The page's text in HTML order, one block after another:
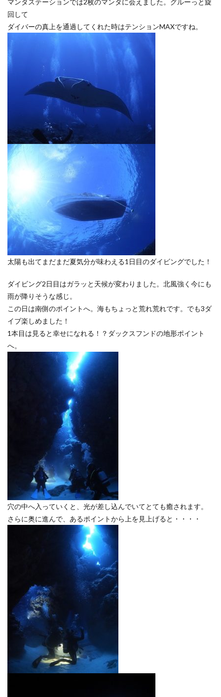
マンタステーションでは2枚のマンタに会えました。グルーっと旋
回して
ダイバーの真上を通過してくれた時はテンションMAXですね。
太陽も出てまだまだ夏気分が味わえる1日目のダイビングでした！
ダイビング2日目はガラッと天候が変わりました。北風強く今にも
雨が降りそうな感じ。
この日は南側のポイントへ。海もちょっと荒れ荒れです。でも3ダ
イブ楽しめました！
1本目は見ると幸せになれる！？ダックスフンドの地形ポイント
へ。
穴の中へ入っていくと、光が差し込んでいてとても癒されます。
さらに奥に進んで、あるポイントから上を見上げると・・・・